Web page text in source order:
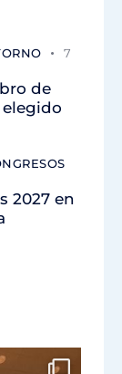
7
de
elegido
2027 en